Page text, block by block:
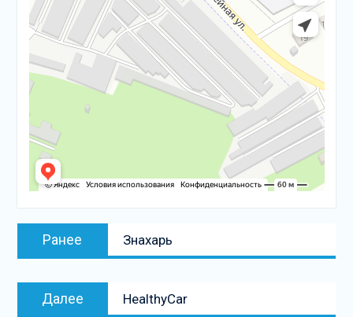
Навигация
Ранее
Предыдущая
запись:
Знахарь
Далее
Следующая
запись
HealthyCar